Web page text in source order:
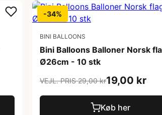
-34%
BINI BALLOONS
Bini Balloons Balloner Norsk
Ø26cm - 10 stk
VEJL. PRIS 29,00 kr19,00 kr
Køb her